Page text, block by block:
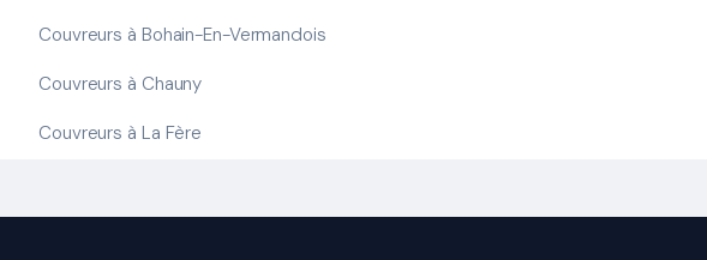
Couvreurs à Bohain-En-Vermandois
Couvreurs à Chauny
Couvreurs à La Fère